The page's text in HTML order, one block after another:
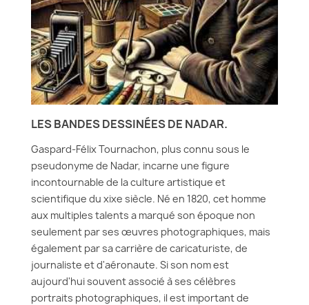
LES BANDES DESSINÉES DE NADAR.
Gaspard-Félix Tournachon, plus connu sous le
pseudonyme de Nadar, incarne une figure
incontournable de la culture artistique et
scientifique du xixe siècle. Né en 1820, cet homme
aux multiples talents a marqué son époque non
seulement par ses œuvres photographiques, mais
également par sa carrière de caricaturiste, de
journaliste et d'aéronaute. Si son nom est
aujourd'hui souvent associé à ses célèbres
portraits photographiques, il est important de